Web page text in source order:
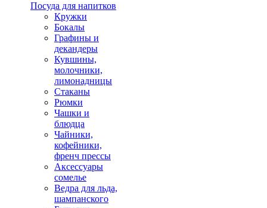
Посуда для напитков
Кружки
Бокалы
Графины и
декандеры
Кувшины,
молочники,
лимонадницы
Стаканы
Рюмки
Чашки и
блюдца
Чайники,
кофейники,
френч прессы
Аксессуары
сомелье
Ведра для льда,
шампанского